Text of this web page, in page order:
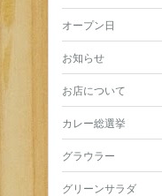
オープン日
お知らせ
お店について
カレー総選挙
グラウラー
グリーンサラダ